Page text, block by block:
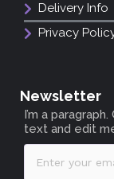
Delivery Info
Privacy
Newsletter
I’m a
text and edit